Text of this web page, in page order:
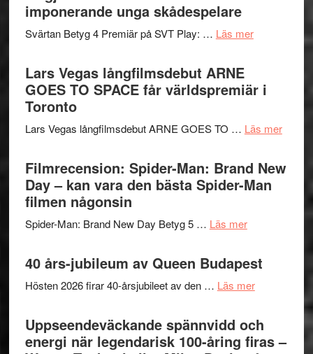
en
i
kan
imponerande unga skådespelare
Svärtan Betyg 4 Premiär på SVT Play: … Läs merom
tv-
serie:
–
om
människans
Lars Vegas långfilmsdebut ARNE
GOES TO SPACE får världspremiär i
Toronto
Lars Vegas långfilmsdebut ARNE GOES TO … Läs merom
Filmrecension: Spider-Man: Brand New
Day – kan vara den bästa Spider-Man
filmen någonsin
Spider-Man: Brand New Day Betyg 5 … Läs merom
Spider-
Man:
Brand
Day
–
40 års-jubileum av Queen Budapest
Hösten 2026 firar 40-årsjubileet av den … Läs merom
års-
jubileum
Uppseendeväckande spännvidd och
energi när legendarisk 100-åring firas –